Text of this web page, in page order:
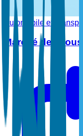
Automobile et
Marché des